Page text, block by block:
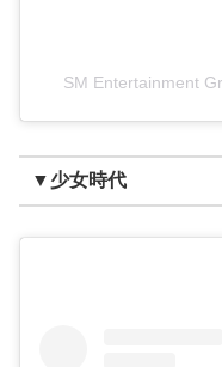
SM Entertainment
▼少女時代